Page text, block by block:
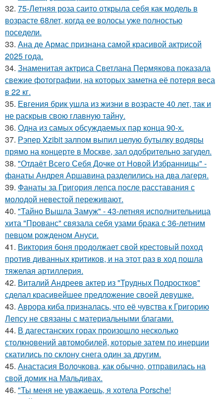
32. 75-Летняя роза саито открыла себя как модель в
возрасте 68лет, когда ее волосы уже полностью
поседели.
33. Ана де Армас признана самой красивой актрисой
2025 года.
34. Знаменитая актриса Светлана Пермякова показала
свежие фотографии, на которых заметна её потеря веса
в 22 кг.
35. Евгения брик ушла из жизни в возрасте 40 лет, так и
не раскрыв свою главную тайну.
36. Одна из самых обсуждаемых пар конца 90-х.
37. Рэпер Xzibit залпом выпил целую бутылку водяры
прямо на концерте в Москве, зал одобрительно загудел.
38. "Отдаёт Всего Себя Дочке от Новой Избранницы" -
фанаты Андрея Аршавина разделились на два лагеря.
39. Фанаты за Григория лепса после расставания с
молодой невестой переживают.
40. "Тайно Вышла Замуж" - 43-летняя исполнительница
хита "Прованс" связала себя узами брака с 36-летним
певцом рожденом Ануси.
41. Виктория боня продолжает свой крестовый поход
против диванных критиков, и на этот раз в ход пошла
тяжелая артиллерия.
42. Виталий Андреев актер из "Трудных Подростков"
сделал красивейшее предложение своей девушке.
43. Аврора киба призналась, что её чувства к Григорию
Лепсу не связаны с материальными благами.
44. В дагестанских горах произошло несколько
столкновений автомобилей, которые затем по инерции
скатились по склону снега один за другим.
45. Анастасия Волочкова, как обычно, отправилась на
свой домик на Мальдивах.
46. "Ты меня не уважаешь, я хотела Porsche!